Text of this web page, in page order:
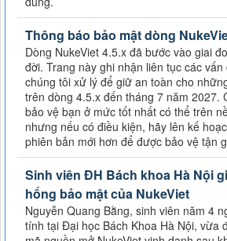
Thông báo bảo mật dòng
Dòng NukeViet 4.5.x đã bước vào giai
đời. Trang này ghi nhận liên tục các
chúng tôi xử lý để giữ an toàn cho
trên dòng 4.5.x đến tháng 7 năm 2027.
bảo vệ bạn ở mức tốt nhất có thể trên
nhưng nếu có điều kiện, hãy lên kế
phiên bản mới hơn để được bảo vệ tận
Sinh viên ĐH Bách khoa Hà Nội
hổng bảo mật của NukeViet
Nguyễn Quang Bằng, sinh viên năm 4
tính tại Đại học Bách Khoa Hà Nội, vừa